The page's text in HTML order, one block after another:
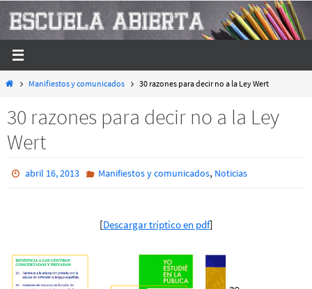
contenido
InicioManifiestos y comunicados 30 razones para decir no a la Ley Wert
30 razones para decir no a la Ley
Wert
abril 16, 2013 Manifiestos y comunicados, Noticias
[Descargar tríptico en pdf]